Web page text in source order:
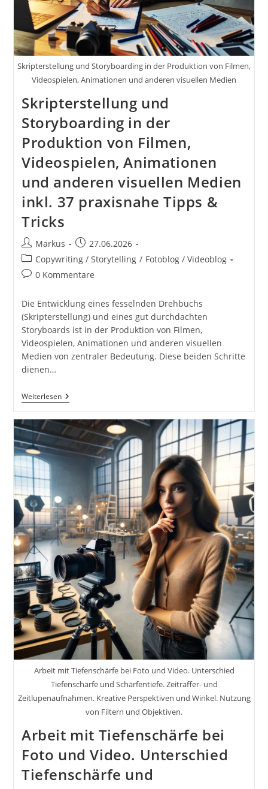
Skripterstellung und Storyboarding in der Produktion von Filmen,
Videospielen, Animationen und anderen visuellen Medien
Skripterstellung und
Storyboarding in der
Produktion von Filmen,
Videospielen, Animationen
und anderen visuellen Medien
inkl. 37 praxisnahe Tipps &
Tricks
Beitrags-
Autor:
Markus
Beitrag
veröffentlicht:
27.06.2026
Beitrags-
Kategorie:
Copywriting / Storytelling / Fotoblog / Videoblog
Beitrags-
0 Kommentare
Die Entwicklung eines fesselnden Drehbuchs
(Skripterstellung) und eines gut durchdachten
Storyboards ist in der Produktion von Filmen,
Videospielen, Animationen und anderen visuellen
Medien von zentraler Bedeutung. Diese beiden Schritte
dienen…
WeiterlesenSkripterstellung
Und
In
Der
Produktion
Von
Videospielen,
Animationen
Anderen
Visuellen
Medien
Inkl.
37
Praxisnahe
Tipps
&
Tricks
Arbeit mit Tiefenschärfe bei Foto und Video. Unterschied
Tiefenschärfe und Schärfentiefe. Zeitraffer- und
Zeitlupenaufnahmen. Kreative Perspektiven und Winkel. Nutzung
von Filtern und Objektiven.
Arbeit mit Tiefenschärfe bei
Foto und Video. Unterschied
Tiefenschärfe und